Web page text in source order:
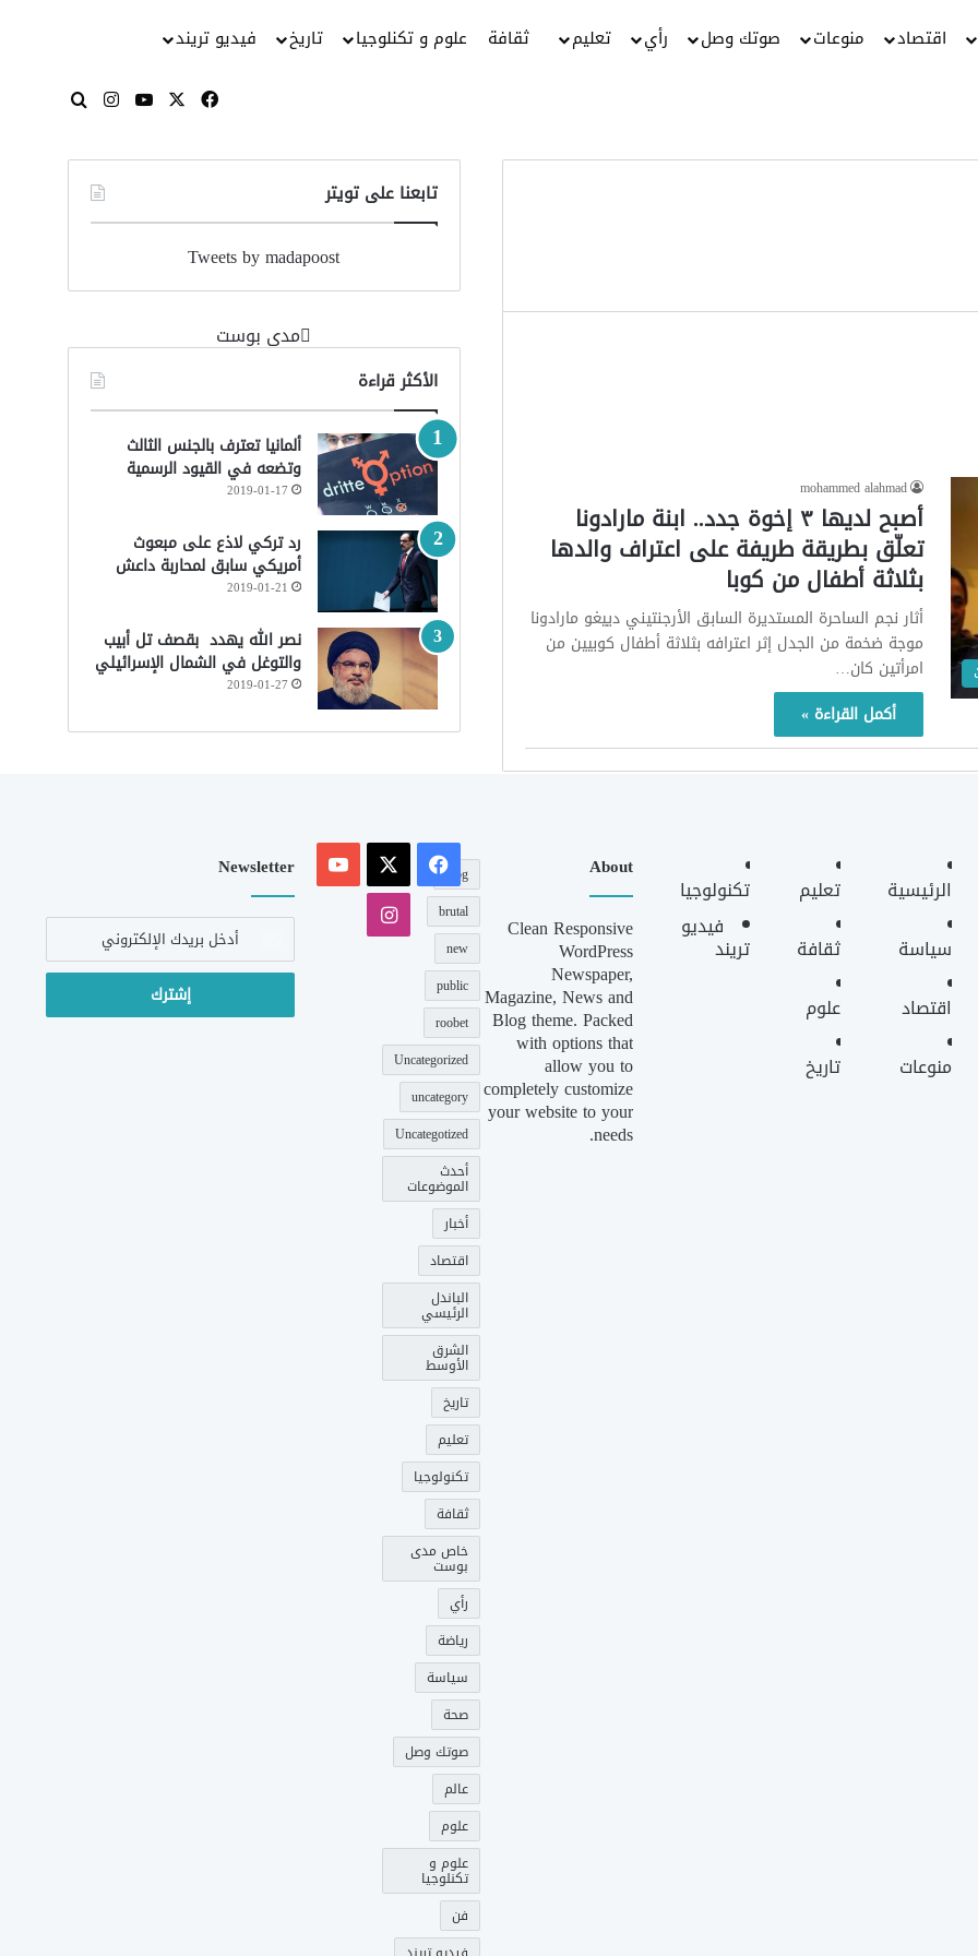
اقتصاد منوعات صوتك وصل رأي تعليم ثقافة علوم و تكنلوجيا تاريخ فيديو تريند
فيسبوك
‫X
‫YouTube
انستقرامبحث عن
mohammed alahmad
أصبح لديها ٣ إخوة جدد.. ابنة مارادونا
تعلّق بطريقة طريفة على اعتراف والدها
بثلاثة أطفال من كوبا
أثار نجم الساحرة المستديرة السابق الأرجنتيني دييغو مارادونا
موجة ضخمة من الجدل إثر اعترافه بثلاثة أطفال كوبيين من
امرأتين كان…
أكمل القراءة »
تابعنا على تويتر
Tweets by madapoost
‏مدى بوست‏
الأكثر قراءة
ألمانيا تعترف بالجنس الثالث
وتضعه في القيود الرسمية
2019-01-17
رد تركي لاذع على مبعوث
أمريكي سابق لمحاربة داعش
2019-01-21
نصر الله يهدد بقصف تل أبيب
والتوغل في الشمال الإسرائيلي
2019-01-27
الرئيسية
سياسة
اقتصاد
منوعات
تعليم
ثقافة
علوم
تاريخ
تكنولوجيا
فيديو
تريند
About
Clean Responsive
WordPress
Newspaper,
Magazine, News and
Blog theme. Packed
with options that
allow you to
completely customize
your website to your
needs.
blog
brutal
new
public
roobet
Uncategorized
uncategory
Uncategotized
أحدث
الموضوعات
أخبار
اقتصاد
الباندل
الرئيسي
الشرق
الأوسط
تاريخ
تعليم
تكنولوجيا
ثقافة
خاص مدى
بوست
رأي
رياضة
سياسة
صحة
صوتك وصل
عالم
علوم
علوم و
تكنلوجيا
فن
فيسبوك
‫X
‫YouTube
انستقرام
Newsletter
أدخل
الإلكتروني